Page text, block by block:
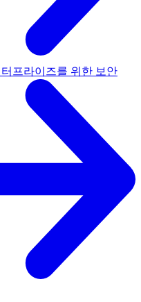
프라이즈를 위한 보안